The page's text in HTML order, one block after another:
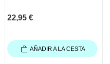
22,95 €
AÑADIR A LA CESTA